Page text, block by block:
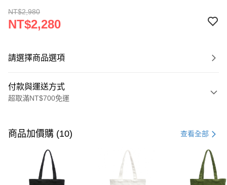
NT$2,980
NT$2,280
請選擇商品選項
付款與運送方式
超取滿NT$700免運
信用卡一次付款
超商取貨付款
商品加價購 (10) 查看全部